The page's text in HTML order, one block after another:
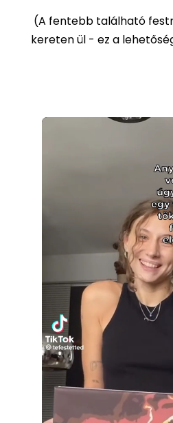
(A fentebb található
kereten ül - ez a